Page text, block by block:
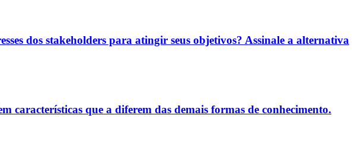
dos stakeholders para atingir seus objetivos? Assinale a alternativa
características que a diferem das demais formas de conhecimento.